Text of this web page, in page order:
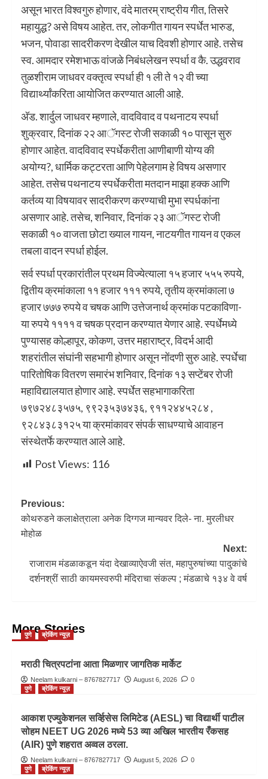
असून भारत विश्वगुरु होणार, वंदे मातरम् राष्ट्रीय गीत, तिसरे
महायुद्ध? असे विषय आहेत. तर, लोकगीत गायन स्पर्धेत भारुड,
भजन, पोवाडा सादरीकरण देखील याच दिवशी होणार आहे. तसेच
स्व. आमदार रमेशभाऊ वांजळे निबंधलेखन स्पर्धा व कै. उद्धवराव
तुळशीराम जाधवर वक्तृत्व स्पर्धा ही १ ली ते १२ वी च्या
विद्यार्थ्यांकरिता आयोजित करण्यात आली आहे.
अ‍ॅड. शार्दुल जाधवर म्हणाले, वादविवाद व पथनाटय स्पर्धा
शुक्रवार, दिनांक २२ आॅगस्ट रोजी सकाळी १० पासून सुरु
होणार आहेत. वादविवाद स्पर्धेकरीता आणीबाणी योग्य की
अयोग्य?, धार्मिक कट्टरता आणि पेहेलगाम हे विषय असणार
आहेत. तसेच पथनाटय स्पर्धेकरीता मतदान माझा हक्क आणि
कर्तव्य या विषयावर सादरीकरण करण्याची मुभा स्पर्धकांना
असणार आहे. तसेच, शनिवार, दिनांक २३ आॅगस्ट रोजी
सकाळी १० वाजता छोटा ख्याल गायन, नाटयगीत गायन व एकल
तबला वादन स्पर्धा होईल.
सर्व स्पर्धा प्रकारांतील प्रथम विज्येत्याला १५ हजार ५५५ रुपये,
द्वितीय क्रमांकाला ११ हजार १११ रुपये, तृतीय क्रमांकाला ७
हजार ७७७ रुपये व चषक आणि उत्तेजनार्थ क्रमांक पटकाविणा-
या रुपये ११११ व चषक प्रदान करण्यात येणार आहे. स्पर्धेमध्ये
पुण्यासह कोल्हापूर, कोकण, उत्तर महाराष्ट्र, विदर्भ आदी
शहरांतील संघांनी सहभागी होणार असून नोंदणी सुरु आहे. स्पर्धेचा
पारितोषिक वितरण समारंभ शनिवार, दिनांक १३ सप्टेंबर रोजी
महाविद्यालयात होणार आहे. स्पर्धेत सहभागाकरिता
७९७२४८३५७५, ९९२३५३७४३६, ९११२४४५२८४ ,
९२८४३८३१२५ या क्रमांकावर संपर्क साधण्याचे आवाहन
संस्थेतर्फे करण्यात आले आहे.
Post Views: 116
Previous:
कोथरुडने कलाक्षेत्राला अनेक दिग्गज मान्यवर दिले- ना. मुरलीधर
मोहोळ
Next:
राजाराम मंडळाकडून यंदा देखाव्याऐवजी संत, महापुरुषांच्या पादुकांचे
दर्शनश्रीं साठी कायमस्वरुपी मंदिराचा संकल्प ; मंडळाचे १३४ वे वर्ष
More Stories
पुणे ब्रेकिंग न्यूज़
मराठी चित्रपटांना आता मिळणार जागतिक मार्केट
Neelam kulkarni – 8767827717 August 6, 2026
0
पुणे
ब्रेकिंग न्यूज़
आकाश एज्युकेशनल सर्व्हिसेस लिमिटेड (AESL) चा विद्यार्थी पाटील
सोहम NEET UG 2026 मध्ये 53 व्या अखिल भारतीय रँकसह
(AIR) पुणे शहरात अव्वल ठरला.
Neelam kulkarni – 8767827717 August 5, 2026
0
पुणे
ब्रेकिंग न्यूज़